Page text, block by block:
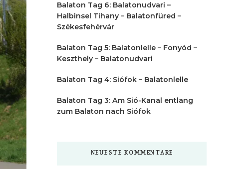
Balaton Tag 6: Balatonudvari –
Halbinsel Tihany – Balatonfüred –
Székesfehérvár
Balaton Tag 5: Balatonlelle – Fonyód –
Keszthely – Balatonudvari
Balaton Tag 4: Siófok – Balatonlelle
Balaton Tag 3: Am Sió-Kanal entlang
zum Balaton nach Siófok
NEUESTE KOMMENTARE